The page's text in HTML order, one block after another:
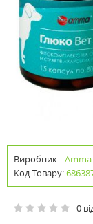
Виробник: Amma
Код Товару:
0